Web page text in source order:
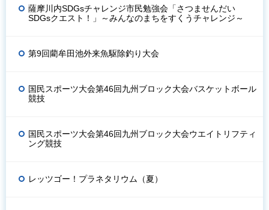
薩摩川内SDGsチャレンジ市民勉強会「さつませんだい
SDGsクエスト！」～みんなのまちをすくうチャレンジ～
第9回藺牟田池外来魚駆除釣り大会
国民スポーツ大会第46回九州ブロック大会バスケットボール
競技
国民スポーツ大会第46回九州ブロック大会ウエイトリフティ
ング競技
レッツゴー！プラネタリウム（夏）